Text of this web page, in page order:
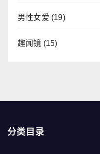
男性女爱 (19)
趣闻镜 (15)
分类目录